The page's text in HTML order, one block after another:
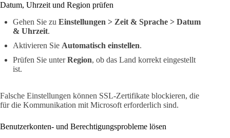
Datum, Uhrzeit und Region prüfen
Gehen Sie zu Einstellungen > Zeit & Sprache > Datum
& Uhrzeit.
Aktivieren Sie Automatisch einstellen.
Prüfen Sie unterRegion, ob das Land korrekt eingestellt
ist.
Falsche Einstellungen können SSL-Zertifikate blockieren, die
für die Kommunikation mit Microsoft erforderlich sind.
Benutzerkonten- und Berechtigungsprobleme lösen